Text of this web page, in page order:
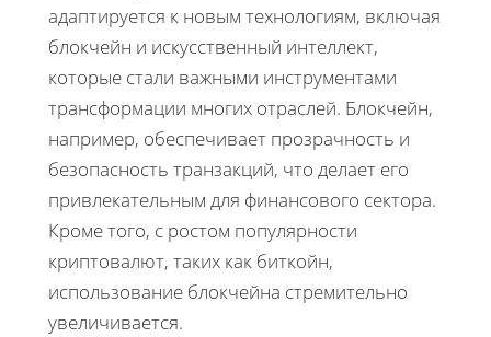
адаптируется к новым технологиям, включая
блокчейн и искусственный интеллект,
которые стали важными инструментами
трансформации многих отраслей. Блокчейн,
например, обеспечивает прозрачность и
безопасность транзакций, что делает его
привлекательным для финансового сектора.
Кроме того, с ростом популярности
криптовалют, таких как биткойн,
использование блокчейна стремительно
увеличивается.